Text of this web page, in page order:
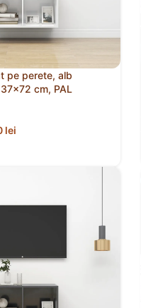
pe perete, alb
cm, PAL
lei